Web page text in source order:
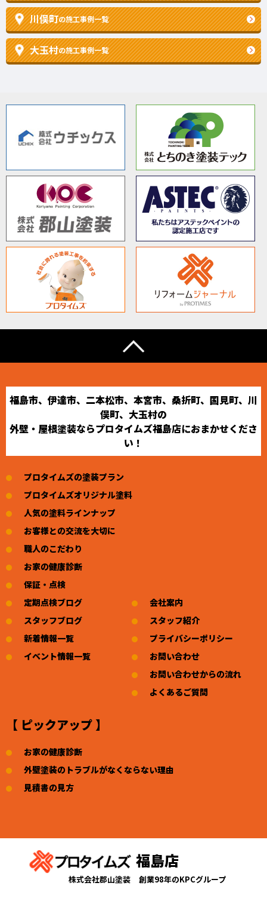
川俣町の施工事例一覧
大玉村の施工事例一覧
福島市、伊達市、二本松市、本宮市、桑折町、国見町、川
俣町、大玉村の
外壁・屋根塗装ならプロタイムズ福島店におまかせくださ
い！
プロタイムズの塗装プラン
プロタイムズオリジナル塗料
人気の塗料ラインナップ
お客様との交流を大切に
職人のこだわり
お家の健康診断
保証・点検
定期点検ブログ
スタッフブログ
新着情報一覧
イベント情報一覧
会社案内
スタッフ紹介
プライバシーポリシー
お問い合わせ
お問い合わせからの流れ
よくあるご質問
【 ピックアップ 】
お家の健康診断
外壁塗装のトラブルがなくならない理由
見積書の見方
福島店
株式会社郡山塗装 創業98年のKPCグループ